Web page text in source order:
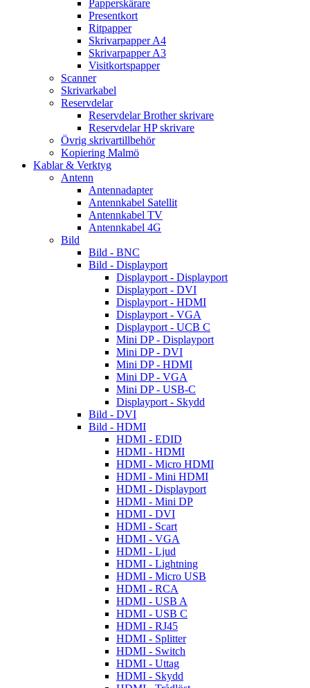
Papperskärare
Presentkort
Ritpapper
Skrivarpapper A4
Skrivarpapper A3
Visitkortspapper
Scanner
Skrivarkabel
Reservdelar
Reservdelar Brother skrivare
Reservdelar HP skrivare
Övrig skrivartillbehör
Kopiering Malmö
Kablar & Verktyg
Antenn
Antennadapter
Antennkabel Satellit
Antennkabel TV
Antennkabel 4G
Bild
Bild - BNC
Bild - Displayport
Displayport - Displayport
Displayport - DVI
Displayport - HDMI
Displayport - VGA
Displayport - UCB C
Mini DP - Displayport
Mini DP - DVI
Mini DP - HDMI
Mini DP - VGA
Mini DP - USB-C
Displayport - Skydd
Bild - DVI
Bild - HDMI
HDMI - EDID
HDMI - HDMI
HDMI - Micro HDMI
HDMI - Mini HDMI
HDMI - Displayport
HDMI - Mini DP
HDMI - DVI
HDMI - Scart
HDMI - VGA
HDMI - Ljud
HDMI - Lightning
HDMI - Micro USB
HDMI - RCA
HDMI - USB A
HDMI - USB C
HDMI - RJ45
HDMI - Splitter
HDMI - Switch
HDMI - Uttag
HDMI - Skydd